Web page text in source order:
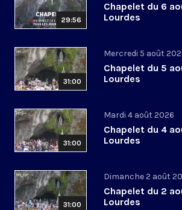
29:56
Chapelet du 6
Lourdes
31:00
Mercredi 5 août
Chapelet du 5
Lourdes
31:00
Mardi 4 août 2026
Chapelet du 4
Lourdes
31:00
Dimanche 2 août
Chapelet du 2
Lourdes